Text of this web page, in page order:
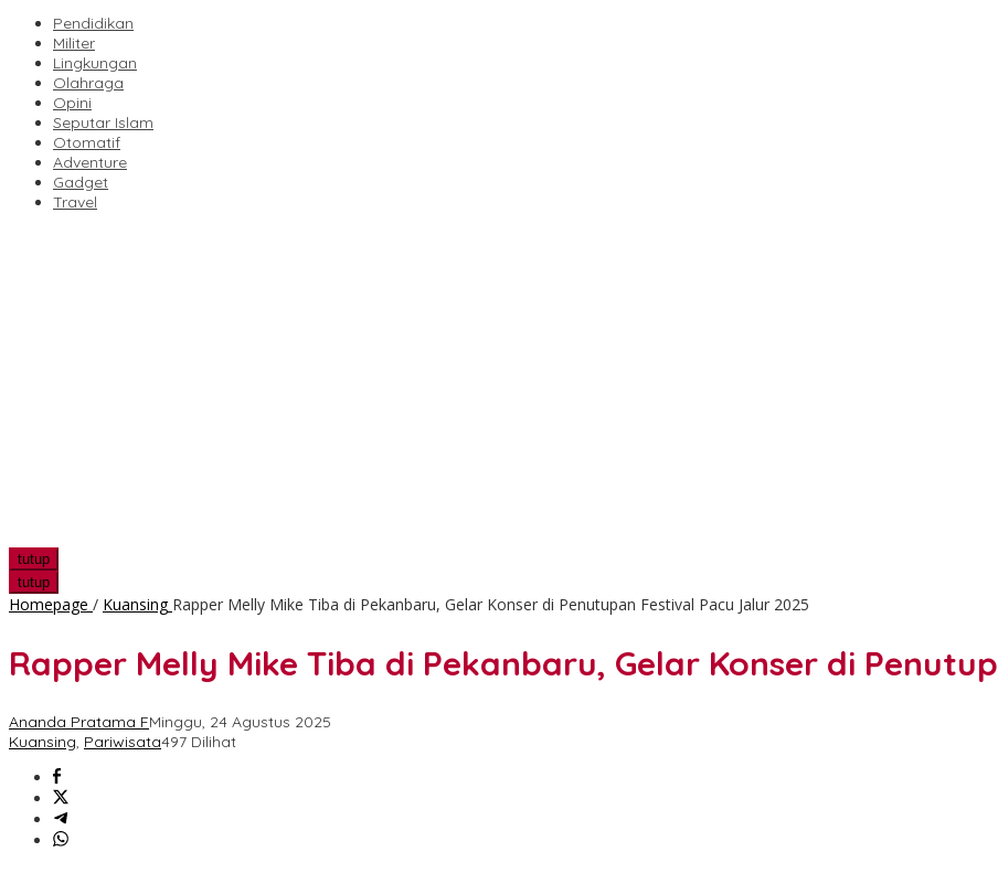
Pendidikan
Militer
Lingkungan
Olahraga
Opini
Seputar Islam
Otomatif
Adventure
Gadget
Travel
tutup
tutup
Homepage / Kuansing Rapper Melly Mike Tiba di Pekanbaru, Gelar Konser di Penutupan Festival Pacu Jalur 2025
Rapper Melly Mike Tiba di Pekanbaru, Gelar Konser di
Ananda Pratama FMinggu, 24 Agustus 2025
Kuansing, Pariwisata497 Dilihat